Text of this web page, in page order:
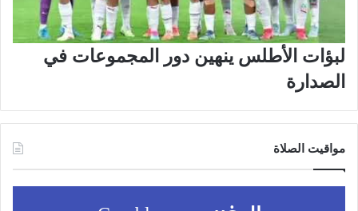
لبؤات الأطلس ينهين دور المجموعات في
الصدارة
مواقيت الصلاة